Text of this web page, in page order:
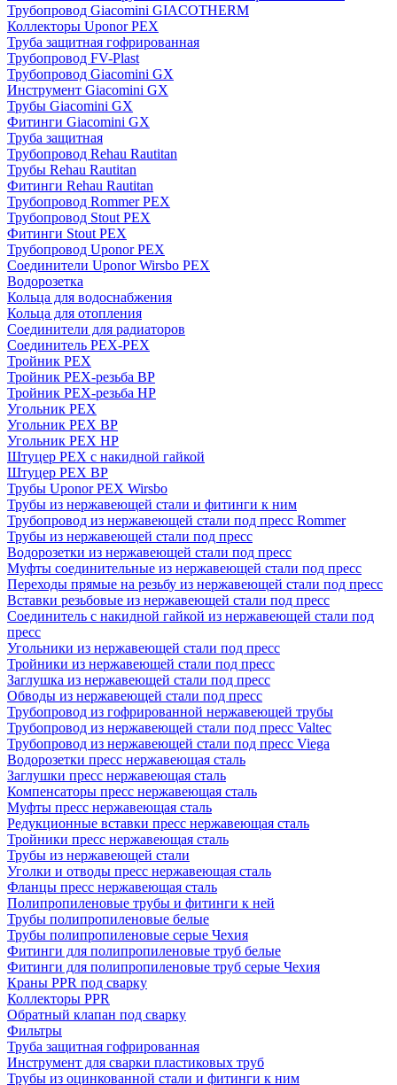
Трубопровод Giacomini GIACOTHERM
Коллекторы Uponor PEX
Труба защитная гофрированная
Трубопровод FV-Plast
Трубопровод Giacomini GX
Инструмент Giacomini GX
Трубы Giacomini GX
Фитинги Giacomini GX
Труба защитная
Трубопровод Rehau Rautitan
Трубы Rehau Rautitan
Фитинги Rehau Rautitan
Трубопровод Rommer PEX
Трубопровод Stout PEX
Фитинги Stout PEX
Трубопровод Uponor PEX
Соединители Uponor Wirsbo PEX
Водорозетка
Кольца для водоснабжения
Кольца для отопления
Соединители для радиаторов
Соединитель PEX-PEX
Тройник PEX
Тройник PEX-резьба ВР
Тройник PEX-резьба НР
Угольник PEX
Угольник PEX ВР
Угольник PEX НР
Штуцер PEX c накидной гайкой
Штуцер PEX ВР
Трубы Uponor PEX Wirsbo
Трубы из нержавеющей стали и фитинги к ним
Трубопровод из нержавеющей стали под пресс Rommer
Трубы из нержавеющей стали под пресс
Водорозетки из нержавеющей стали под пресс
Муфты соединительные из нержавеющей стали под пресс
Переходы прямые на резьбу из нержавеющей стали под пресс
Вставки резьбовые из нержавеющей стали под пресс
Соединитель с накидной гайкой из нержавеющей стали под
пресс
Угольники из нержавеющей стали под пресс
Тройники из нержавеющей стали под пресс
Заглушка из нержавеющей стали под пресс
Обводы из нержавеющей стали под пресс
Трубопровод из гофрированной нержавеющей трубы
Трубопровод из нержавеющей стали под пресс Valtec
Трубопровод из нержавеющей стали под пресс Viega
Водорозетки пресс нержавеющая сталь
Заглушки пресс нержавеющая сталь
Компенсаторы пресс нержавеющая сталь
Муфты пресс нержавеющая сталь
Редукционные вставки пресс нержавеющая сталь
Тройники пресс нержавеющая сталь
Трубы из нержавеющей стали
Уголки и отводы пресс нержавеющая сталь
Фланцы пресс нержавеющая сталь
Полипропиленовые трубы и фитинги к ней
Трубы полипропиленовые белые
Трубы полипропиленовые серые Чехия
Фитинги для полипропиленовые труб белые
Фитинги для полипропиленовые труб серые Чехия
Краны PPR под сварку
Коллекторы PPR
Обратный клапан под сварку
Фильтры
Труба защитная гофрированная
Инструмент для сварки пластиковых труб
Трубы из оцинкованной стали и фитинги к ним